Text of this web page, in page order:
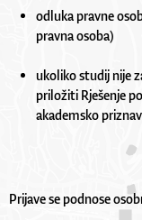
odluka pravne
pravna osoba)
ukoliko studij nije
priložiti Rješenje
akademsko
Prijave se podnose